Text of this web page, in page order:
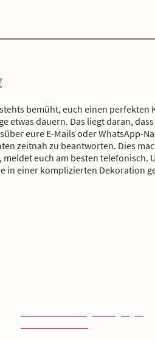
bemüht, euch einen perfekten
etwas dauern. Das liegt daran,
eure E-Mails oder WhatsApp-
zeitnah zu beantworten. Dies
euch am besten
in einer komplizierten Dekoration